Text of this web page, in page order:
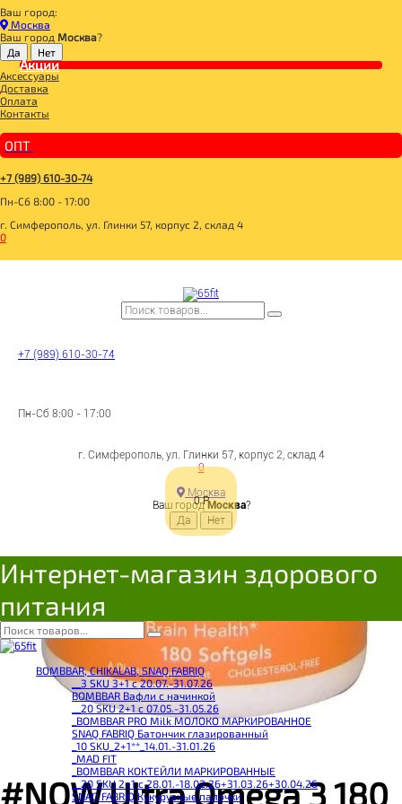
Ваш город:
Москва
Ваш город Москва?
Акции
Аксессуары
Доставка
Оплата
Контакты
ОПТ
+7 (989) 610-30-74
Пн-Сб 8:00 - 17:00
г. Симферополь, ул. Глинки 57, корпус 2, склад 4
0
+7 (989) 610-30-74
Пн-Сб 8:00 - 17:00
г. Симферополь, ул. Глинки 57, корпус 2, склад 4
0
0Р
Москва
Ваш городМосква?
Интернет-магазин здорового
питания
BOMBBAR, CHIKALAB, SNAQ FABRIQ
__3 SKU 3+1 с 20.07.-31.07.26
BOMBBAR Вафли с начинкой
__20 SKU 2+1 с 07.05.-31.05.26
_BOMBBAR PRO Milk МОЛОКО МАРКИРОВАННОЕ
SNAQ FABRIQ Батончик глазированный
_10 SKU_2+1**_14.01.-31.01.26
_MAD FIT
_BOMBBAR КОКТЕЙЛИ МАРКИРОВАННЫЕ
__20 SKU 2+1 с 28.01.-18.02.26+31.03.26+30.04.26
SNAQ FABRIQ Кукурузные палочки
Главная
СПОРТИВНОЕ ПИТАНИЕ
ПОЛЕЗНЫЕ ЖИРЫ
#NOW Ultra Omega 3 180 sgels
#NOW Ultra Omega 3 180